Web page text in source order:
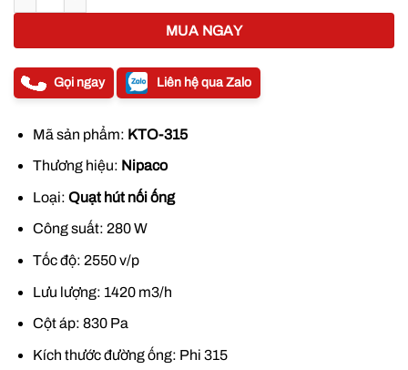
MUA NGAY
Gọi ngay Liên hệ qua Zalo
Mã sản phẩm: KTO-315
Thương hiệu: Nipaco
Loại: Quạt hút nối ống
Công suất: 280 W
Tốc độ: 2550 v/p
Lưu lượng: 1420 m3/h
Cột áp: 830 Pa
Kích thước đường ống: Phi 315